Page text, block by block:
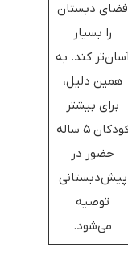
فضای دبستان
را بسیار
کند. به
همین دلیل،
برای بیشتر
کودکان ۵ ساله
حضور در
پیش‌دبستانی
توصیه
می‌شود.